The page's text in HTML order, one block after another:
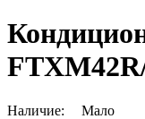
Наличие:
Мало